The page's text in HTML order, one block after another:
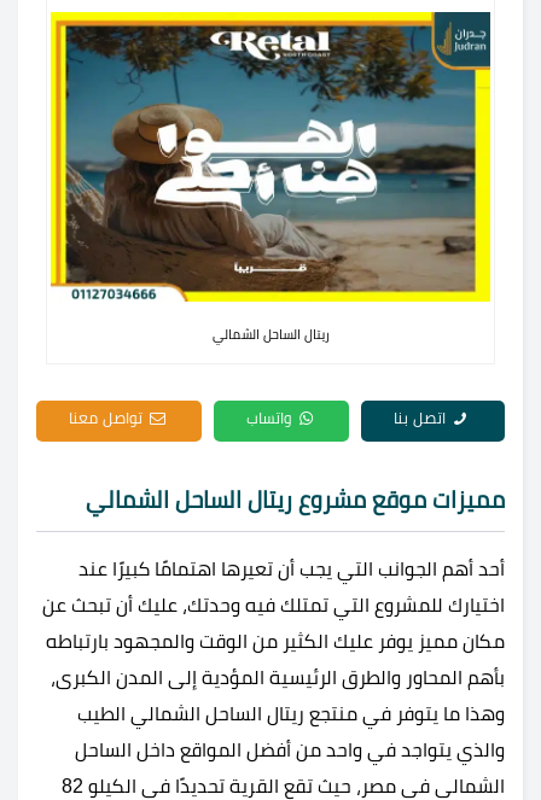
ريتال الساحل الشمالي
اتصل بنا واتساب تواصل معنا
مميزات موقع مشروع ريتال الساحل الشمالي
أحد أهم الجوانب التي يجب أن تعيرها اهتمامًا كبيرًا عند
اختيارك للمشروع التي تمتلك فيه وحدتك، عليك أن تبحث عن
مكان مميز يوفر عليك الكثير من الوقت والمجهود بارتباطه
بأهم المحاور والطرق الرئيسية المؤدية إلى المدن الكبرى،
وهذا ما يتوفر في منتجع ريتال الساحل الشمالي الطيب
والذي يتواجد في واحد من أفضل المواقع داخل الساحل
الشمالي في مصر، حيث تقع القرية تحديدًا في الكيلو 82